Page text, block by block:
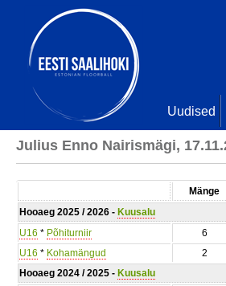
Uudised
Julius Enno Nairismägi,
Mänge
Hooaeg 2025 / 2026 - Kuusalu
U16 * Põhiturniir 6
U16 * Kohamängud 2
Hooaeg 2024 / 2025 - Kuusalu